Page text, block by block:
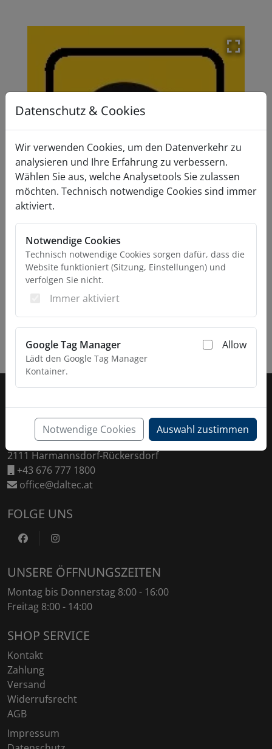
Zurück Weiter
Modal
Fußzeile
KONTAKT
Daltec GmbH
Esaromstraße 5
2111 Harmannsdorf-Rückersdorf
+43 676 777 1800
office@daltec.at
FOLGE UNS
https://www.facebook.com/DaltecAustria
UNSERE ÖFFNUNGSZEITEN
Montag bis Donnerstag 8:00 - 16:00
Freitag 8:00 - 14:00
SHOP SERVICE
Kontakt
Zahlung
Versand
Widerrufsrecht
AGB
Impressum
Datenschutz & Cookies
Wir verwenden Cookies, um den Datenverkehr zu
analysieren und Ihre Erfahrung zu verbessern.
Wählen Sie aus, welche Analysetools Sie zulassen
möchten. Technisch notwendige Cookies sind immer
aktiviert.
Notwendige Cookies
Technisch notwendige Cookies sorgen dafür, dass die
Website funktioniert (Sitzung, Einstellungen) und
verfolgen Sie nicht.
Immer aktiviert
Google Tag Manager
Lädt den Google Tag Manager
Kontainer.
Allow
Notwendige Cookies Auswahl zustimmen